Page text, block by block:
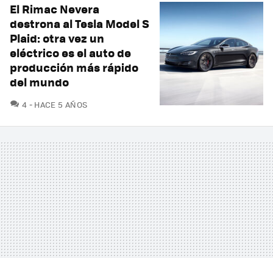
El Rimac Nevera
destrona al Tesla Model S
Plaid: otra vez un
eléctrico es el auto de
producción más rápido
del mundo
4 COMENTARIOS
HACE 5 AÑOS